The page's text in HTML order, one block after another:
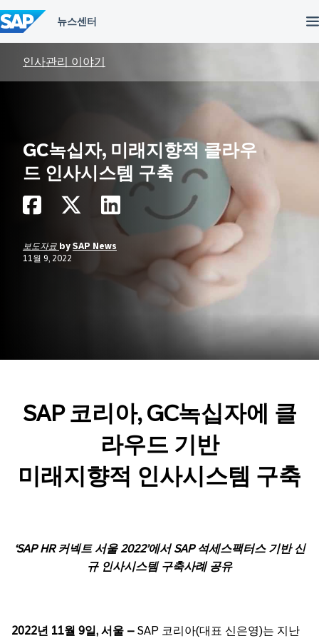
텐
츠
건
인사관리 이야기
GC녹십자, 미래지향적 클라우
드 인사시스템 구축
보도자료 by SAP News
11월 9, 2022
SAP코리아, GC녹십자에 클
라우드 기반
미래지향적 인사시스템 구축
‘SAP HR커넥트 서울 2022’에서 SAP 석세스팩터스 기반 신
규 인사시스템 구축사례 공유
2022년 11월 9일, 서울 – SAP 코리아(대표 신은영)는 지난